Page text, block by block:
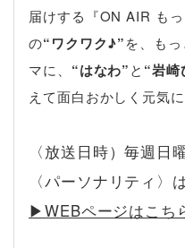
届けする『ON AIR も
の“ワクワク♪”を、も
マに、 “はなわ”と “岩崎
えて面白おかしく元気
〈放送日時）毎週日
〈パーソナリティ
▶︎WEBページはこち